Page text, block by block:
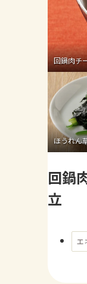
回鍋肉チ
ほうれん
回鍋
立
エ